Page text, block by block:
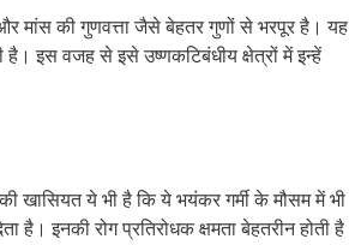
और मांस की गुणवत्ता जैसे बेहतर गुणों से भरपूर है। यह
है। इस वजह से इसे उष्णकटिबंधीय क्षेत्रों में इन्हें
खासियत ये भी है कि ये भयंकर गर्मी के मौसम में भी
इनकी रोग प्रतिरोधक क्षमता बेहतरीन होती है